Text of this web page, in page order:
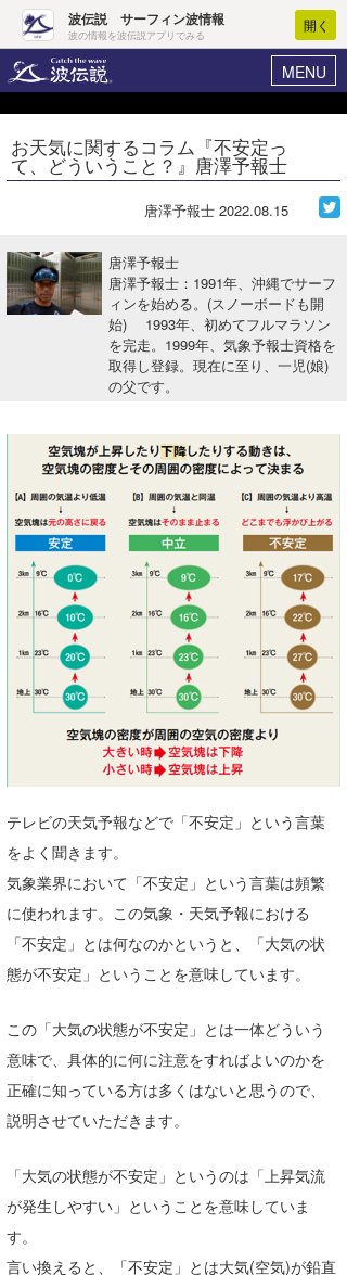
波伝説 サーフィン波情報
波の情報を波伝説アプリでみる
開く
MENU
ヘルプ マイホーム
ログイン
波情報･概況
WAVE HUNTER 波予想ツール
会員メニュー
今月のプレゼント
お天気に関するコラム『不安定っ
て、どういうこと？』唐澤予報士
唐澤予報士 2022.08.15
唐澤予報士
唐澤予報士：1991年、沖縄でサーフ
ィンを始める。(スノーボードも開
始) 1993年、初めてフルマラソン
を完走。1999年、気象予報士資格を
取得し登録。現在に至り、一児(娘)
の父です。
テレビの天気予報などで「不安定」という言葉
をよく聞きます。
気象業界において「不安定」という言葉は頻繁
に使われます。この気象・天気予報における
「不安定」とは何なのかというと、「大気の状
態が不安定」ということを意味しています。
この「大気の状態が不安定」とは一体どういう
意味で、具体的に何に注意をすればよいのかを
正確に知っている方は多くはないと思うので、
説明させていただきます。
「大気の状態が不安定」というのは「上昇気流
が発生しやすい」ということを意味していま
す。
言い換えると、「不安定」とは大気(空気)が鉛直
Core Surf Japan
アート＆エンタメ
ショップ情報
湘南
千葉北
伊豆
千葉南
大阪
四国
ウラナミ
お知らせ
その他
ルール＆How to
VOTE!
サーファーズ
ライター/寄稿メディア
Naoya Kimoto
mitsuteru Kamio
Yasunari Inoue
Yoshiyuki Obata
arukasvision
DELTA FORCE SURF
メディア
SURFMEDIA
Colors MAGAZINE
WAVAL
波伝説アンバサダー/プロライダー
福島寿実子
中浦“JET”章
嵯峨明日香
進士剛光
波伝説スタッフ
☆加藤
+☆maki☆+
Aichan
波伝説